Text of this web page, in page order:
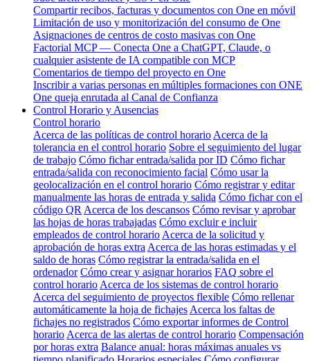
Compartir recibos, facturas y documentos con One en móvil
Limitación de uso y monitorización del consumo de One
Asignaciones de centros de costo masivas con One
Factorial MCP — Conecta One a ChatGPT, Claude, o
cualquier asistente de IA compatible con MCP
Comentarios de tiempo del proyecto en One
Inscribir a varias personas en múltiples formaciones con ONE
One queja enrutada al Canal de Confianza
Control Horario y Ausencias
Control horario
Acerca de las políticas de control horario Acerca de la
tolerancia en el control horario Sobre el seguimiento del lugar
de trabajo Cómo fichar entrada/salida por ID Cómo fichar
entrada/salida con reconocimiento facial Cómo usar la
geolocalización en el control horario Cómo registrar y editar
manualmente las horas de entrada y salida Cómo fichar con el
código QR Acerca de los descansos Cómo revisar y aprobar
las hojas de horas trabajadas Cómo excluir e incluir
empleados de control horario Acerca de la solicitud y
aprobación de horas extra Acerca de las horas estimadas y el
saldo de horas Cómo registrar la entrada/salida en el
ordenador Cómo crear y asignar horarios FAQ sobre el
control horario Acerca de los sistemas de control horario
Acerca del seguimiento de proyectos flexible Cómo rellenar
automáticamente la hoja de fichajes Acerca los faltas de
fichajes no registrados Cómo exportar informes de Control
horario Acerca de las alertas de control horario Compensación
por horas extra Balance anual: horas máximas anuales vs